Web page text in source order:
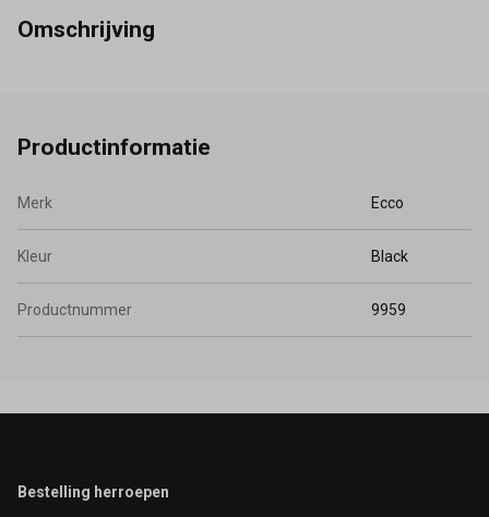
Omschrijving
Productinformatie
Merk Ecco
Kleur Black
Productnummer 9959
Footer
Bestelling herroepen